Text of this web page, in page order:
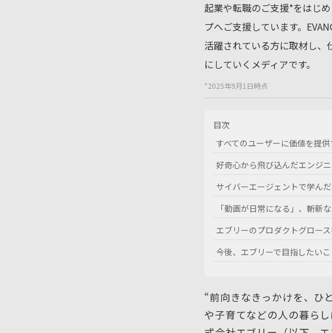
起業や転職のご支援*をはじ
プへご支援しています。
活躍されている方に取材し
にしていくメディアです。
*2025年9月1日時点
目次
すべてのユーザーに価値を提
好奇心から飛び込んだエンジ
サイバーエージェントで学ん
「動画が日常になる」、斬新
エブリーのプロダクトグロー
今後、エブリーで目指したいこ
“前向きなきっかけを、ひ
や子育てなどの人の暮ら